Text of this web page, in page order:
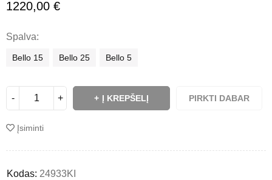
1220,00 €
Spalva
Bello 15 Bello 25 Bello 5
Į KREPŠELĮ PIRKTI DABAR
Įsiminti
Kodas: 24933KI